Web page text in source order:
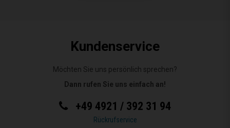
Kundenservice
Möchten Sie uns persönlich sprechen?
Dann rufen Sie uns einfach an!
+49 4921 / 392 31 94
Rückrufservice